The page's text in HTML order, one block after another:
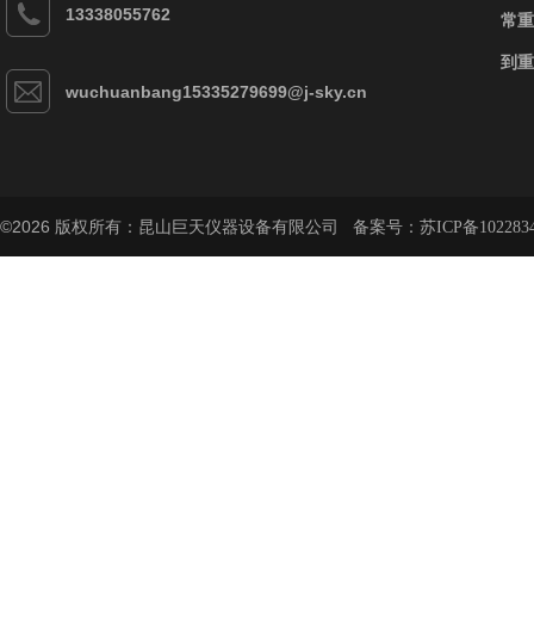
13338055762
wuchuanbang15335279699@j-sky.cn
常
到
©2026 版权所有：昆山巨天仪器设备有限公司 备案号： 苏ICP备